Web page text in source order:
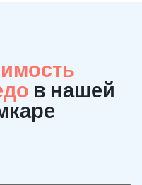
в нашей